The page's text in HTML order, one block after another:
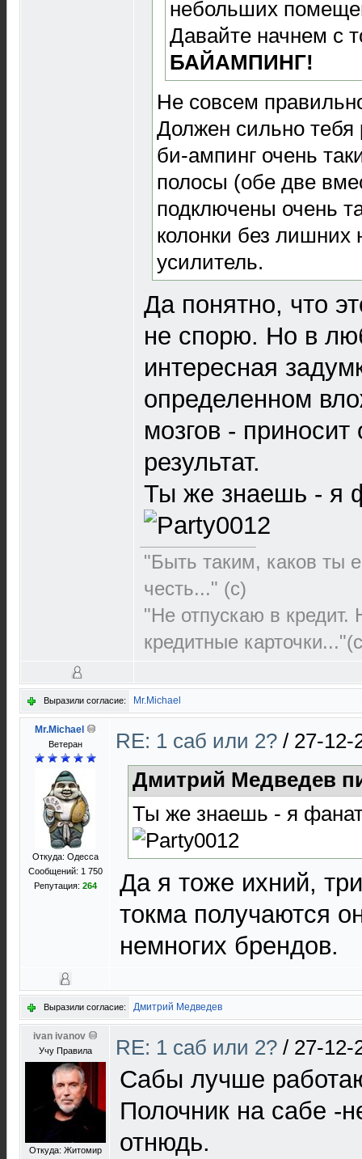
небольших
Давайте начнем с
БАЙАМПИНГ!
Не совсем
Должен сильно тебя
би-ампинг очень
полосы (обе две
подключены очень
колонки без лишних
усилитель.
Да понятно, что
не спорю. Но в
интересная
определенном
мозгов -
результат.
Ты же знаешь - я
"Быть таким, каков ты
честь..." (c)
"Не отпускаю в
кредитные
Выразили согласие: Mr.Michael
Mr.Michael
Ветеран
Откуда: Одесса
Сообщений: 1 750
Репутация: 264
RE: 1 саб или 2? / 27-12-
Дмитрий Медведев
Ты же знаешь - я
Да я тоже ихний,
токма получаются
немногих брендов.
Выразили согласие: Дмитрий Медведев
ivan ivanov
Учу Правила
Откуда: Житомир
RE: 1 саб или 2? / 27-12-
Cабы лучше
Полочник на сабе -
отнюдь.